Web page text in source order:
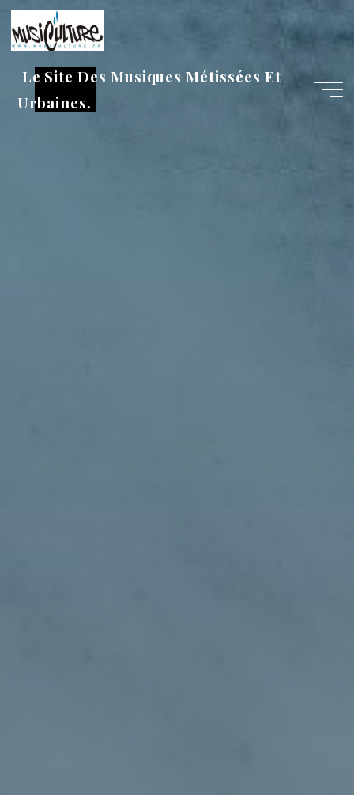
Aller
au
contenu
Le Site Des Musiques Métissées Et
Urbaines.